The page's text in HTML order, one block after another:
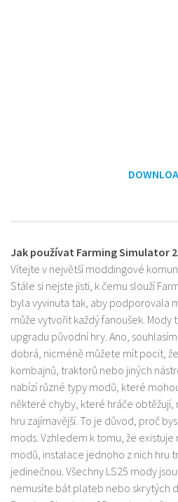
Jak používat Farming Simulator
Vítejte v největší moddingové
Stále si nejste jisti, k čemu slouží
byla vyvinuta tak, aby podporovala
může vytvořit každý fanoušek.
upgradu původní hry. Ano,
dobrá, nicméně můžete mít pocit,
kombajnů, traktorů nebo jiných
nabízí různé typy modů, které
některé chyby, které hráče
hru zajímavější. To je důvod, proč
mods. Vzhledem k tomu, že existuje
modů, instalace jednoho z nich hru
jedinečnou. Všechny LS25 mody
nemusíte bát plateb nebo skrytých